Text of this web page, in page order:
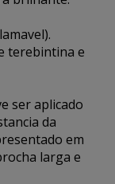
terebintina e
ser aplicado
da
em
larga e